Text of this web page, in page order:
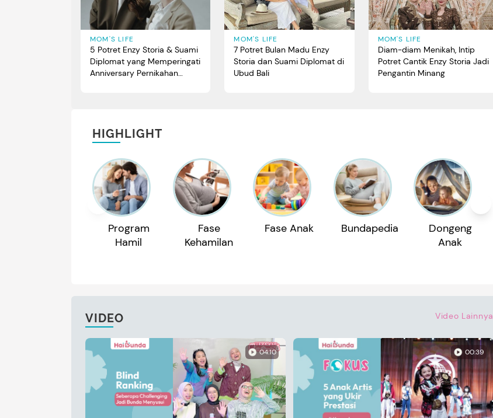
MOM'S LIFE
5 Potret Enzy Storia & Suami
Diplomat yang Memperingati
Anniversary Pernikahan
MOM'S LIFE
7 Potret Bulan Madu Enzy
Storia dan Suami Diplomat di
Ubud Bali
MOM'S LIFE
Diam-diam Menikah, Intip
Potret Cantik Enzy Storia Jadi
Pengantin Minang
HIGHLIGHT
Program
Hamil
Fase
Kehamilan
Fase Anak Bundapedia
Dongeng
Anak
VIDEO Video Lainnya
04:10 00:39